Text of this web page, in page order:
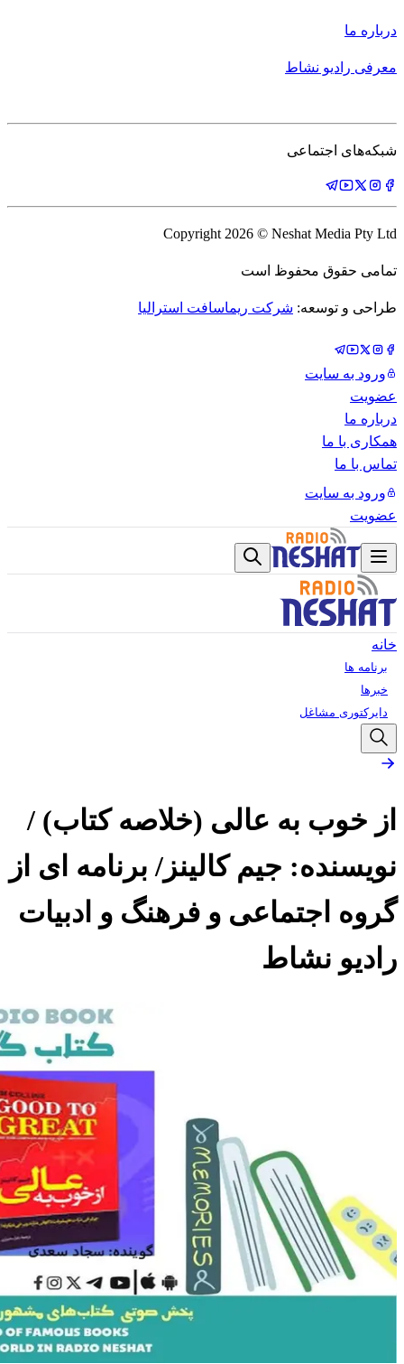
درباره ما
معرفی رادیو نشاط
شبکه‌های اجتماعی
Copyright 2026 © Neshat Media Pty Ltd
تمامی حقوق محفوظ است
طراحی و توسعه: شرکت ریماسافت استرالیا
ورود به سایت
عضویت
درباره ما
همکاری با ما
تماس با ما
ورود به سایت
عضویت
خانه
برنامه ها
خبرها
دایرکتوری مشاغل
از خوب به عالی (خلاصه کتاب) /
نویسنده: جیم کالینز/ برنامه ای از
گروه اجتماعی و فرهنگ و ادبیات
رادیو نشاط